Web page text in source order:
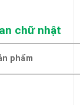
chữ nhật
phẩm